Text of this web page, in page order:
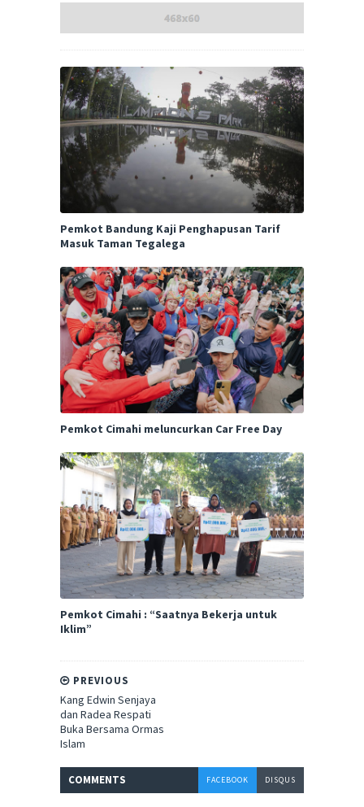
Pemkot Bandung Kaji Penghapusan Tarif
Masuk Taman Tegalega
Pemkot Cimahi meluncurkan Car Free Day
Pemkot Cimahi : “Saatnya Bekerja untuk
Iklim”
PREVIOUS
Kang Edwin Senjaya
dan Radea Respati
Buka Bersama Ormas
Islam
COMMENTS FACEBOOK DISQUS